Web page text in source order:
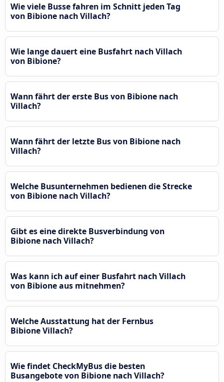
Wie viele Busse fahren im Schnitt jeden Tag
von Bibione nach Villach?
Wie lange dauert eine Busfahrt nach Villach
von Bibione?
Wann fährt der erste Bus von Bibione nach
Villach?
Wann fährt der letzte Bus von Bibione nach
Villach?
Welche Busunternehmen bedienen die Strecke
von Bibione nach Villach?
Gibt es eine direkte Busverbindung von
Bibione nach Villach?
Was kann ich auf einer Busfahrt nach Villach
von Bibione aus mitnehmen?
Welche Ausstattung hat der Fernbus
Bibione Villach?
Wie findet CheckMyBus die besten
Busangebote von Bibione nach Villach?